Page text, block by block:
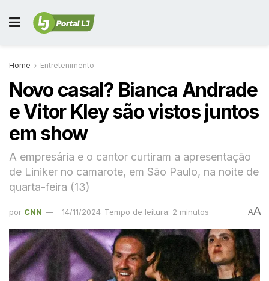
Home Entretenimento
Novo casal? Bianca Andrade
e Vitor Kley são vistos juntos
em show
A empresária e o cantor curtiram a apresentação
de Liniker no camarote, em São Paulo, na noite de
quarta-feira (13)
por CNN 14/11/2024 Tempo de leitura: 2 minutos AA